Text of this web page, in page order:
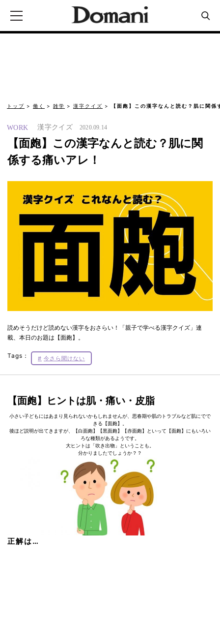
トップ 働く 雑学 漢字クイズ 【面皰】この漢字なんと読む？肌に関係
WORK 漢字クイズ 2020.09.14
【面皰】この漢字なんと読む？肌に関
係する痛いアレ！
読めそうだけど読めない漢字をおさらい！「親子で学べる漢字クイズ」連
載、本日のお題は【面皰】。
Tags： 今さら聞けない
【面皰】ヒントは肌・痛い・皮脂
小さい子どもにはあまり見られないかもしれませんが、思春期や肌のトラブルなど肌にでで
きる【面皰】。
後ほど説明が出てきますが、【白面皰】【黒面皰】【赤面皰】といって【面皰】にもいろい
ろな種類があるようです。
大ヒントは「吹き出物」ということも。
分かりましたでしょうか？？
正解は…